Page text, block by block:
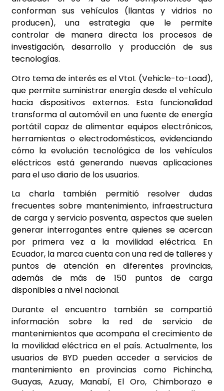
conforman sus vehículos (llantas y vidrios no
producen), una estrategia que le permite
controlar de manera directa los procesos de
investigación, desarrollo y producción de sus
tecnologías.
Otro tema de interés es el VtoL (Vehicle-to-Load),
que permite suministrar energía desde el vehículo
hacia dispositivos externos. Esta funcionalidad
transforma al automóvil en una fuente de energía
portátil capaz de alimentar equipos electrónicos,
herramientas o electrodomésticos, evidenciando
cómo la evolución tecnológica de los vehículos
eléctricos está generando nuevas aplicaciones
para el uso diario de los usuarios.
La charla también permitió resolver dudas
frecuentes sobre mantenimiento, infraestructura
de carga y servicio posventa, aspectos que suelen
generar interrogantes entre quienes se acercan
por primera vez a la movilidad eléctrica. En
Ecuador, la marca cuenta con una red de talleres y
puntos de atención en diferentes provincias,
además de más de 150 puntos de carga
disponibles a nivel nacional.
Durante el encuentro también se compartió
información sobre la red de servicio de
mantenimientos que acompaña el crecimiento de
la movilidad eléctrica en el país. Actualmente, los
usuarios de BYD pueden acceder a servicios de
mantenimiento en provincias como Pichincha,
Guayas, Azuay, Manabí, El Oro, Chimborazo e